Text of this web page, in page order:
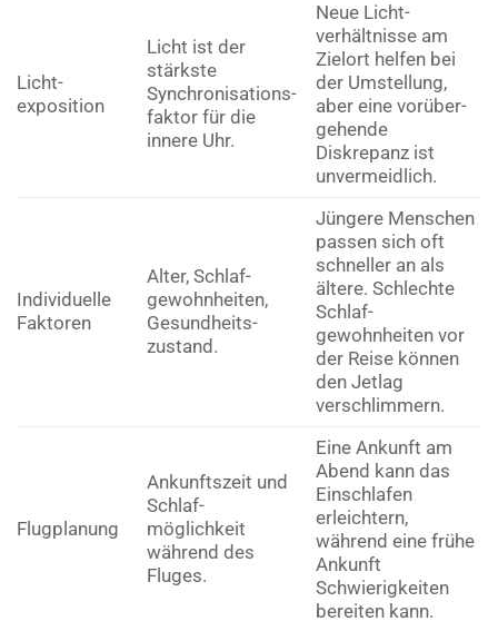
Licht­
exposition
Licht ist der
stärkste
Synchronisations­
faktor für die
innere Uhr.
Neue Licht­
verhältnisse am
Zielort helfen bei
der Umstellung,
aber eine vorüber­
gehende
Diskrepanz ist
unvermeidlich.
Individuelle
Faktoren
Alter, Schlaf­
gewohnheiten,
Gesundheits­
zustand.
Jüngere Menschen
passen sich oft
schneller an als
ältere. Schlechte
Schlaf­
gewohnheiten vor
der Reise können
den Jetlag
verschlimmern.
Flug­planung
Ankunftszeit und
Schlaf­
möglichkeit
während des
Fluges.
Eine Ankunft am
Abend kann das
Einschlafen
erleichtern,
während eine frühe
Ankunft
Schwierigkeiten
bereiten kann.